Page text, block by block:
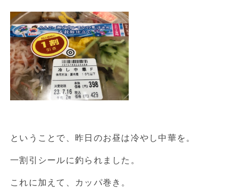
ということで、昨日のお昼は冷やし中華を。
一割引シールに釣られました。
これに加えて、カッパ巻き。